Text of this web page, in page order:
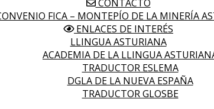
CONTACTO
FICA – MONTEPÍO DE LA MINERÍA
ENLACES DE INTERÉS
LLINGUA ASTURIANA
ACADEMIA DE LA LLINGUA
TRADUCTOR ESLEMA
DGLA DE LA NUEVA ESPAÑA
TRADUCTOR GLOSBE